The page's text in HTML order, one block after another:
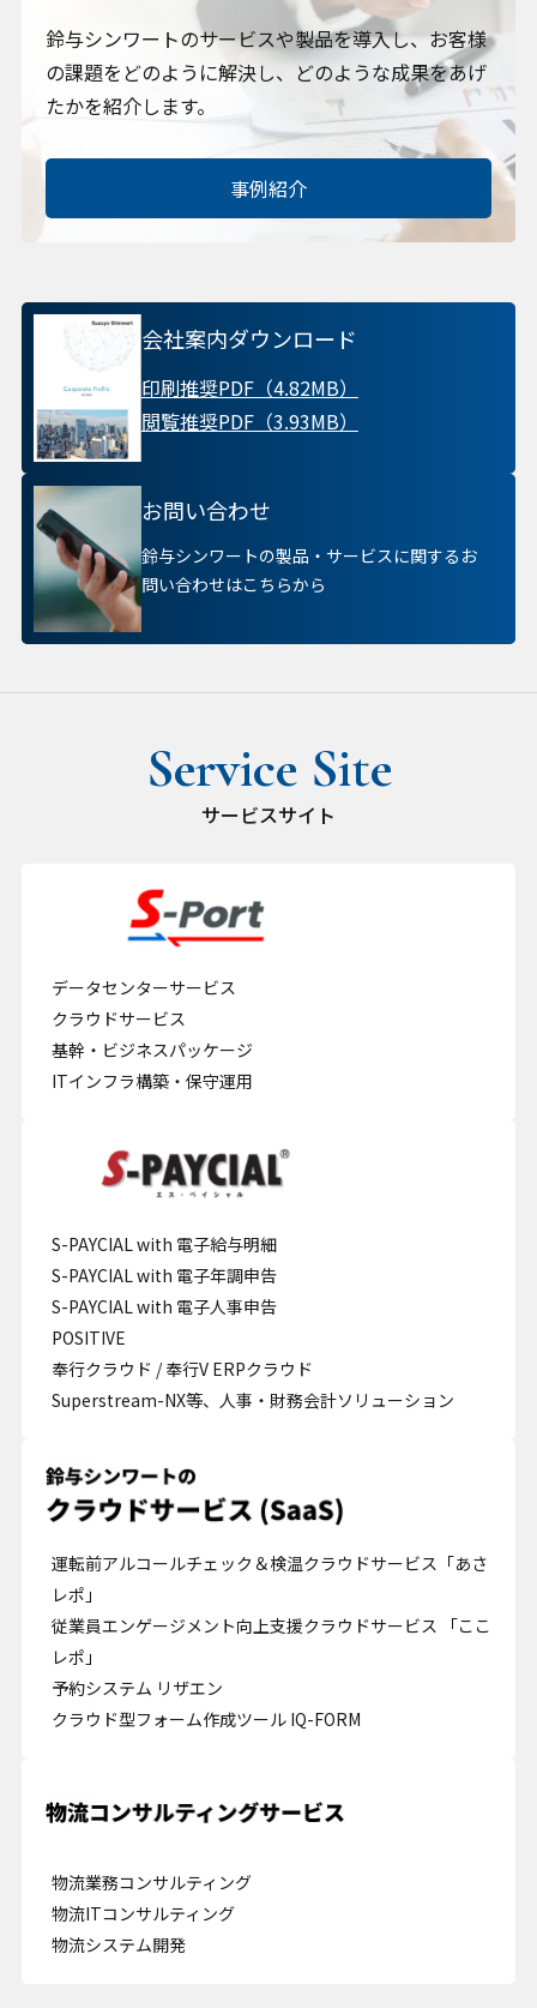
鈴与シンワートのサービスや製品を導入し、お客様
の課題をどのように解決し、どのような成果をあげ
たかを紹介します。
事例紹介
会社案内ダウンロード
印刷推奨PDF（4.82MB）
閲覧推奨PDF（3.93MB）
お問い合わせ
鈴与シンワートの製品・サービスに関するお
問い合わせはこちらから
サービスサイト
データセンターサービス
クラウドサービス
基幹・ビジネスパッケージ
ITインフラ構築・保守運用
S-PAYCIAL with 電子給与明細
S-PAYCIAL with 電子年調申告
S-PAYCIAL with 電子人事申告
POSITIVE
奉行クラウド / 奉行V ERPクラウド
Superstream-NX等、人事・財務会計ソリューション
運転前アルコールチェック＆検温クラウドサービス「あさ
レポ」
従業員エンゲージメント向上支援クラウドサービス 「ここ
レポ」
予約システム リザエン
クラウド型フォーム作成ツール IQ-FORM
物流業務コンサルティング
物流ITコンサルティング
物流システム開発
プライバシー情報
プライバシー情報
お客様が当サイトを訪れると、ブラウザに情報が保存される、またはブラウ
ザに保存された情報が取得されることがあります。情報の主な保存先は